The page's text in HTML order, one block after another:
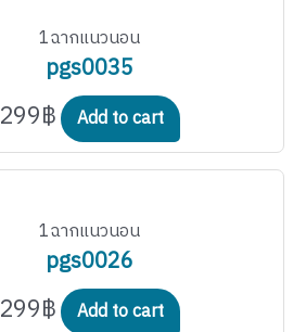
1ฉากแนวนอน
pgs0035
299฿ Add to cart
1ฉากแนวนอน
pgs0026
299฿ Add to cart